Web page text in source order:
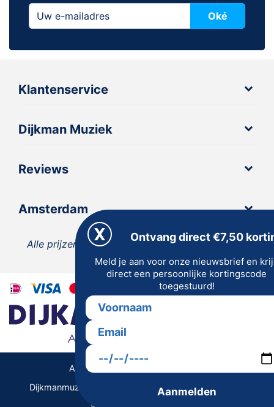
Oké
Klantenservice
Dijkman Muziek
Reviews
Amsterdam
Alle prijzen zijn inclusief 21% BTW, tenzij anders
vermeld.
Dijkmanmuziek 2026 © | Alle rechten voorbehouden
Algemene Voorwaarden | Privacy
Ontvang direct €7,50
Meld je aan voor onze nieuwsbrief en
direct een persoonlijke kortingscode
toegestuurd!
Aanmelden